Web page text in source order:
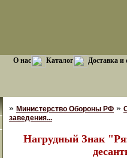
О нас Каталог Доставка и
» Министерство Обороны РФ »
заведения...
Нагрудный Знак